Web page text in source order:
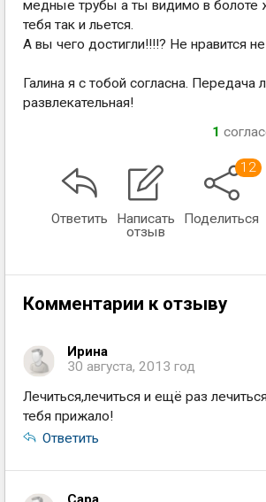
медные трубы а ты видимо в болоте
тебя так и льется.
А вы чего достигли!!!!? Не нравится
Галина я с тобой согласна. Передача
развлекательная!
1
Ответить
Написать
отзыв
12
Поделиться
Комментарии к отзыву
Ирина
30 августа, 2013 год
Лечиться,лечиться и ещё раз
тебя прижало!
Ответить